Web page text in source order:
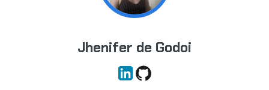
Jhenifer de Godoi